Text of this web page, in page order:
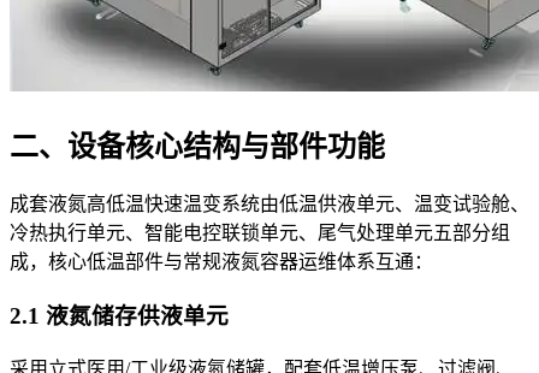
二、设备核心结构与部件功能
成套液氮高低温快速温变系统由低温供液单元、温变试验舱、
冷热执行单元、智能电控联锁单元、尾气处理单元五部分组
成，核心低温部件与常规液氮容器运维体系互通：
2.1 液氮储存供液单元
采用立式医用/工业级液氮储罐，配套低温增压泵、过滤阀、